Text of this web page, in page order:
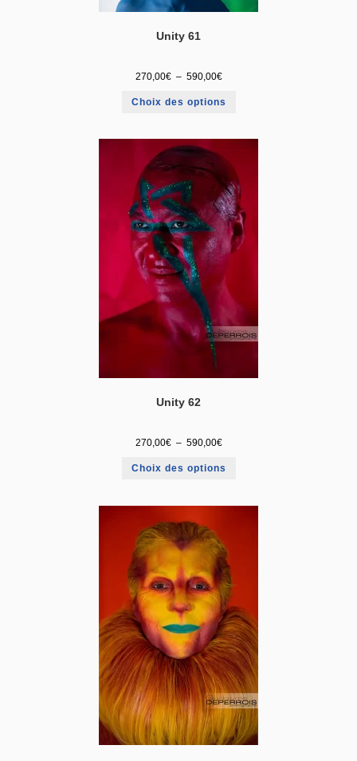
Unity 61
270,00€ – 590,00€
Choix des options
Unity 62
270,00€ – 590,00€
Choix des options